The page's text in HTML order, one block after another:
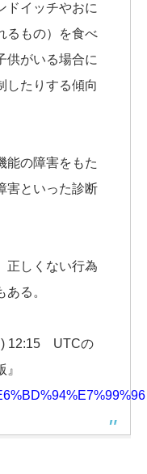
ドイッチやおに
るもの）を食べ
供がいる場合に
したりする傾向
能の障害をもた
害といった診断
正しくない行為
る。
) 12:15 UTCの